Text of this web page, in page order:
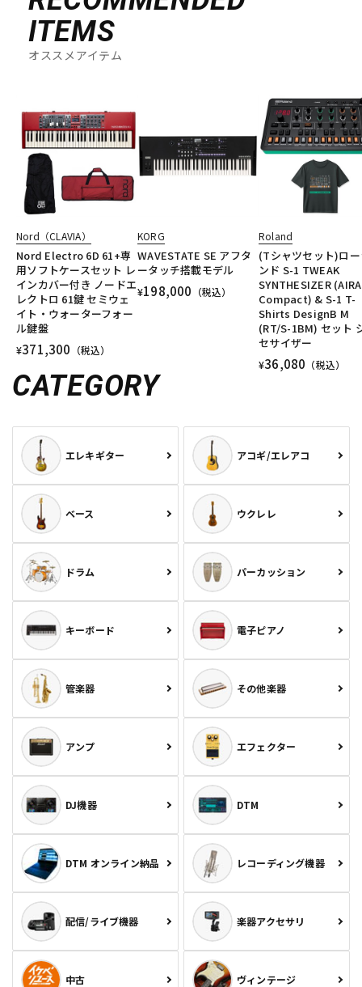
ITEMS
オススメアイテム
Nord（CLAVIA）
Nord Electro 6D 61+専
用ソフトケースセット レ
インカバー付き ノードエ
レクトロ 61鍵 セミウェ
イト・ウォーターフォー
ル鍵盤
¥371,300 （税込）
KORG
WAVESTATE SE アフタ
ータッチ搭載モデル
¥198,000 （税込）
Roland
(Tシャツセット)ロ
ンド S-1 TWEAK
SYNTHESIZER (AIRA
Compact) & S-1 T-
Shirts DesignB M
(RT/S-1BM) セット
セサイザー
¥36,080 （税込）
CATEGORY
エレキギター アコギ/エレアコ
ベース ウクレレ
ドラム パーカッション
キーボード 電子ピアノ
管楽器 その他楽器
アンプ エフェクター
DJ機器 DTM
DTM オンライン納品 レコーディング機器
配信/ライブ機器 楽器アクセサリ
中古 ヴィンテージ